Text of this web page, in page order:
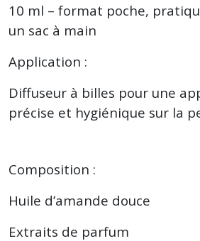
10 ml – format poche,
un sac à main
Application :
Diffuseur à billes pour une
précise et hygiénique sur la
Composition :
Huile d’amande douce
Extraits de parfum